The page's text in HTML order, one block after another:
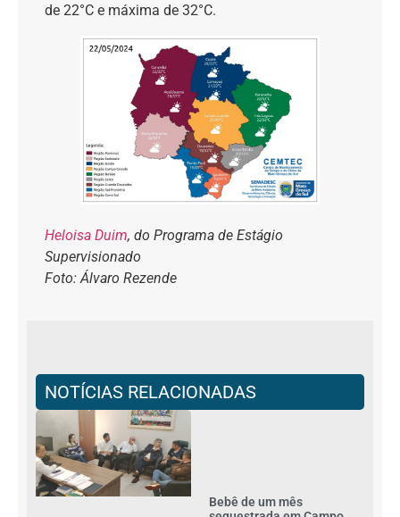
de 22°C e máxima de 32°C.
Heloisa Duim, do Programa de Estágio
Supervisionado
Foto: Álvaro Rezende
NOTÍCIAS RELACIONADAS
Bebê de um mês